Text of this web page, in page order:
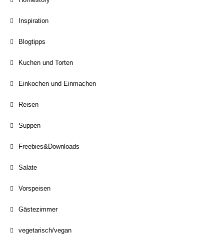
Inspiration
Blogtipps
Kuchen und Torten
Einkochen und Einmachen
Reisen
Suppen
Freebies&Downloads
Salate
Vorspeisen
Gästezimmer
vegetarisch/vegan